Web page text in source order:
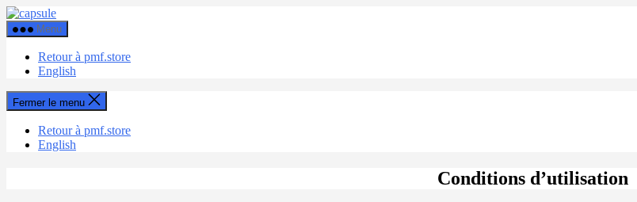
Aller
au
contenu
Capsule
Menu
Retour à pmf.store
English
Fermer le menu
Retour à pmf.store
English
Conditions d’utilisation